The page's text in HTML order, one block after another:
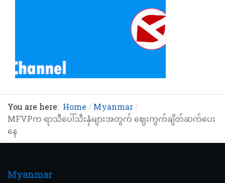
You are here: Home
Myanmar
MFVPက ရာသီပေါ်သီးနှံများအတွက် ဈေးကွက်ချိတ်ဆက်ပေး
နေ
Myanmar